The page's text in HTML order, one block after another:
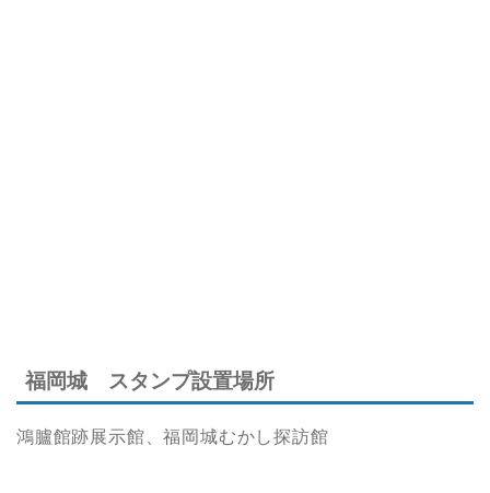
福岡城 スタンプ設置場所
鴻臚館跡展示館、福岡城むかし探訪館